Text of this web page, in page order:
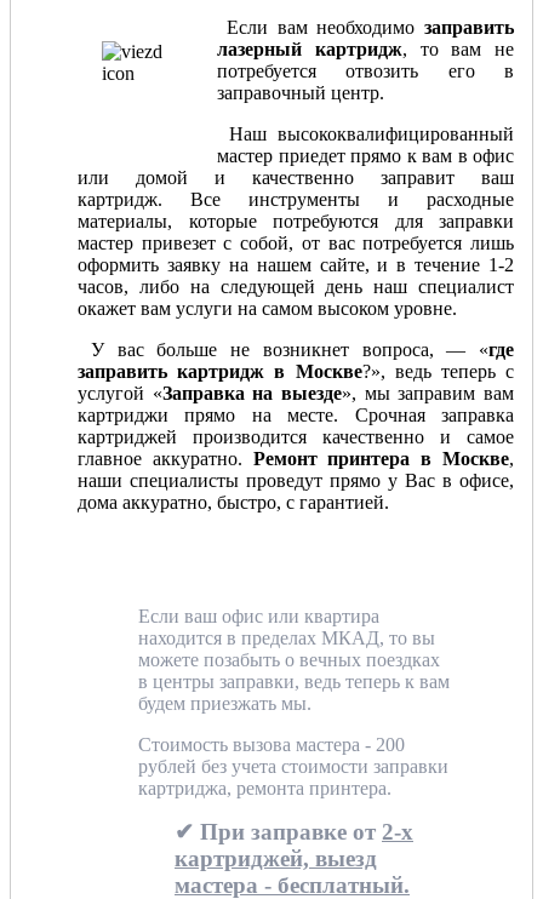
Если вам необходимо заправить
лазерный картридж, то вам не
потребуется отвозить его в
заправочный центр.
Наш высококвалифицированный
мастер приедет прямо к вам в офис
или домой и качественно заправит ваш
картридж. Все инструменты и расходные
материалы, которые потребуются для заправки
мастер привезет с собой, от вас потребуется лишь
оформить заявку на нашем сайте, и в течение 1-2
часов, либо на следующей день наш специалист
окажет вам услуги на самом высоком уровне.
У вас больше не возникнет вопроса, — «где
заправить картридж в Москве?», ведь теперь с
услугой «Заправка на выезде», мы заправим вам
картриджи прямо на месте. Срочная заправка
картриджей производится качественно и самое
главное аккуратно. Ремонт принтера в Москве,
наши специалисты проведут прямо у Вас в офисе,
дома аккуратно, быстро, с гарантией.
Если ваш офис или квартира
находится в пределах МКАД, то вы
можете позабыть о вечных поездках
в центры заправки, ведь теперь к вам
будем приезжать мы.
Стоимость вызова мастера - 200
рублей без учета стоимости заправки
картриджа, ремонта принтера.
✔ При заправке от 2-х
картриджей, выезд
мастера - бесплатный.